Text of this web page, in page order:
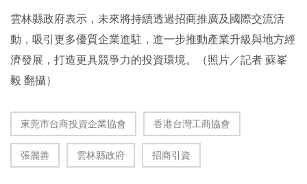
雲林縣政府表示，未來將持續透過招商推廣及國際交流活
動，吸引更多優質企業進駐，進一步推動產業升級與地方經
濟發展，打造更具競爭力的投資環境。（照片／記者 蘇峯
毅 翻攝）
東莞市台商投資企業協會 香港台灣工商協會
張麗善 雲林縣政府 招商引資